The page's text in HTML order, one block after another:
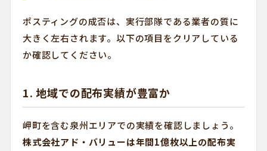
ポスティングの成否は、実行部隊である業者の質に
大きく左右されます。以下の項目をクリアしている
か確認してください。
1. 地域での配布実績が豊富か
岬町を含む泉州エリアでの実績を確認しましょう。
株式会社アド・バリューは年間1億枚以上の配布実